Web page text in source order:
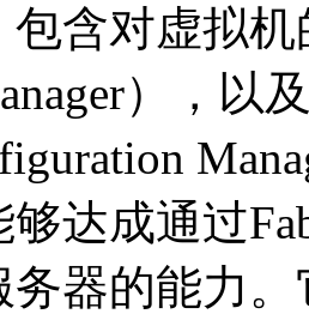
含对虚拟机
），以
达成通过
务器的能力